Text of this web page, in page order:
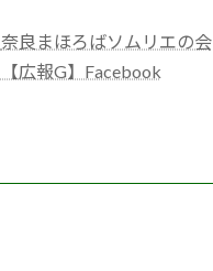
奈良まほろばソムリエの会
【広報G】Facebook